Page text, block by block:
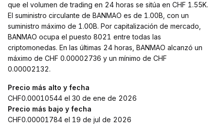
que el volumen de trading en 24 horas se sitúa en CHF 1.55K.
El suministro circulante de BANMAO es de 1.00B, con un
suministro máximo de 1.00B. Por capitalización de mercado,
BANMAO ocupa el puesto 8021 entre todas las
criptomonedas. En las últimas 24 horas, BANMAO alcanzó un
máximo de CHF 0.00002736 y un mínimo de CHF
0.00002132.
Precio más alto y fecha
CHF0.00010544 el 30 de ene de 2026
Precio más bajo y fecha
CHF0.00001784 el 19 de jul de 2026